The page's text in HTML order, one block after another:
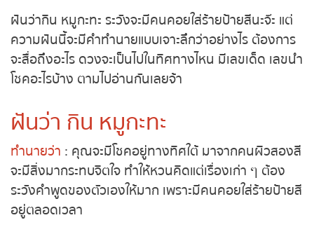
ถ่ายทอดสดหวยลาว
ถ่ายทอดสดหวยลาว ซุปเปอร์
ถ่ายทอดสดหวยฮานอยพิเศษ
ถ่ายทอดสดหวยมาเลย์
ถ่ายทอดสดหวยญีปุ่น
ฝันว่ากิน หมูกะทะ ระวังจะมีคนคอยใส่ร้ายป้ายสีนะจ๊ะ แต่
ความฝันนี้จะมีคำทำนายแบบเจาะลึกว่าอย่างไร ต้องการ
จะสื่อถึงอะไร ดวงจะเป็นไปในทิศทางไหน มีเลขเด็ด เลขนำ
โชคอะไรบ้าง ตามไปอ่านกันเลยจ้า
ฝันว่า กิน หมูกะทะ
ทำนายว่า : คุณจะมีโชคอยู่ทางทิศใต้ มาจากคนผิวสองสี
จะมีสิ่งมากระทบจิตใจ ทำให้หวนคิดแต่เรื่องเก่า ๆ ต้อง
ระวังคำพูดของตัวเองให้มาก เพราะมีคนคอยใส่ร้ายป้ายสี
อยู่ตลอดเวลา